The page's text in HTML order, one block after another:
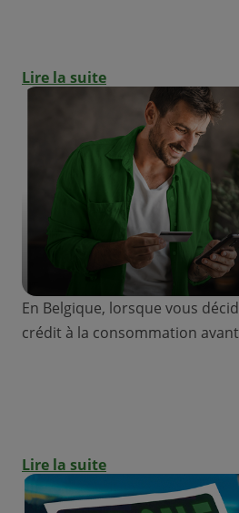
Lire la suite
En Belgique, lorsque vous
crédit à la consommation
Lire la suite